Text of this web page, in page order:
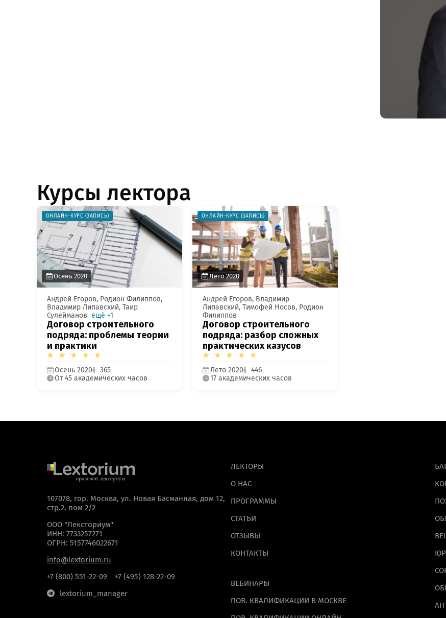
Курсы лектора
ОНЛАЙН-КУРС (ЗАПИСЬ)
Осень 2020
Андрей Егоров, Родион Филиппов,
Владимир Липавский, Таир
Сулейманов ещё +1
Договор строительного
подряда: проблемы теории
и практики
Осень 2020
365
От 45 академических часов
ОНЛАЙН-КУРС (ЗАПИСЬ)
Лето 2020
Андрей Егоров, Владимир
Липавский, Тимофей Носов, Родион
Филиппов
Договор строительного
подряда: разбор сложных
практических казусов
Лето 2020
446
17 академических часов
Возникли проблемы при
или вы заметили
107078, гор. Москва, ул. Новая Басманная, дом 12,
стр.2, пом 2/2
ООО "Лексториум"
ИНН: 7733257271
ОГРН: 5157746022671
info@lextorium.ru
+7 (800) 551-22-09
+7 (495) 128-22-09
lextorium_manager
ЛЕКТОРЫ
О НАС
ПРОГРАММЫ
СТАТЬИ
ОТЗЫВЫ
КОНТАКТЫ
ВЕБИНАРЫ
ПОВ. КВАЛИФИКАЦИИ В МОСКВЕ